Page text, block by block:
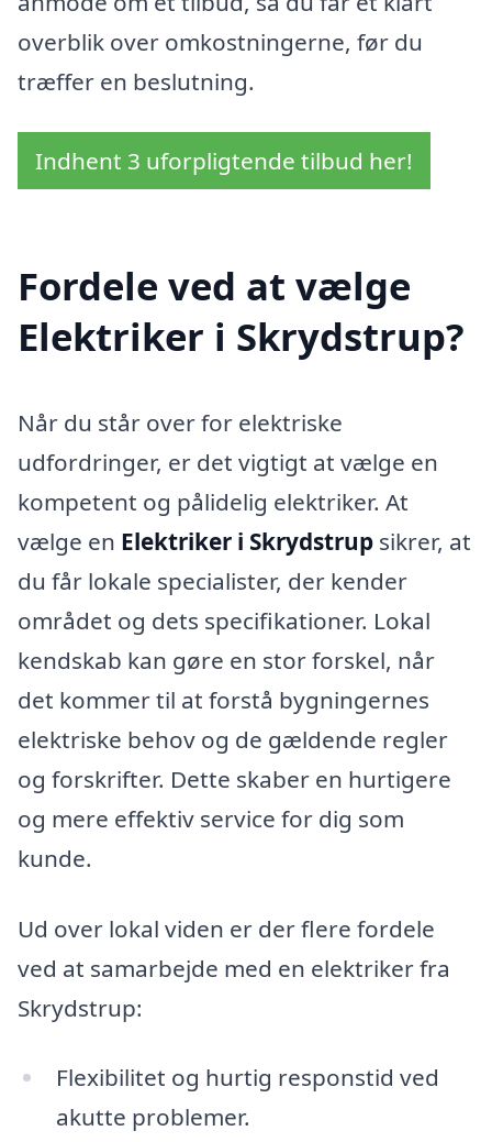
overblik over omkostningerne, før du
træffer en beslutning.
Indhent 3 uforpligtende tilbud her!
Fordele ved at vælge
Elektriker i Skrydstrup?
Når du står over for elektriske
udfordringer, er det vigtigt at vælge en
kompetent og pålidelig elektriker. At
vælge en Elektriker i Skrydstrup sikrer, at
du får lokale specialister, der kender
området og dets specifikationer. Lokal
kendskab kan gøre en stor forskel, når
det kommer til at forstå bygningernes
elektriske behov og de gældende regler
og forskrifter. Dette skaber en hurtigere
og mere effektiv service for dig som
kunde.
Ud over lokal viden er der flere fordele
ved at samarbejde med en elektriker fra
Skrydstrup:
Flexibilitet og hurtig responstid ved
akutte problemer.